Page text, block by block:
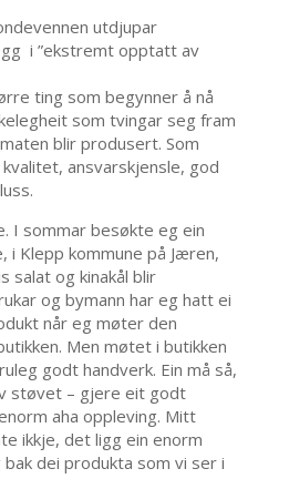
utdjupar
i ”ekstremt opptatt av
ting som begynner å nå
som tvingar seg fram
blir produsert. Som
ansvarskjensle, god
I sommar besøkte eg ein
i Klepp kommune på Jæren,
salat og kinakål blir
og bymann har eg hatt ei
når eg møter den
Men møtet i butikken
godt handverk. Ein må så,
støvet – gjere eit godt
aha oppleving. Mitt
ikkje, det ligg ein enorm
dei produkta som vi ser i